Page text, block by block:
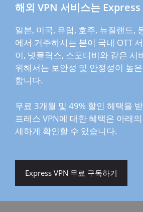
해외 VPN 서비스는 Express
일본, 미국, 유럽, 호주, 뉴질랜드,
에서 거주하시는 분이 국내 OTT
이, 넷플릭스, 스포티비와 같은 서
위해서는 보안성 및 안정성이 높
합니다.
무료 3개월 및 49% 할인 헤택을
프레스 VPN에 대한 혜택은 아래
세하게 확인할 수 있습니다.
Express VPN 무료 구독하기